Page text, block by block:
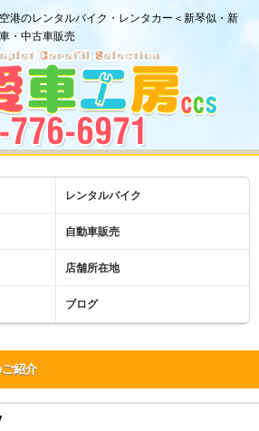
港のレンタルバイク・レンタカー＜新琴似・新
・中古車販売
レンタルバイク
自動車販売
店舗所在地
ブログ
紹介